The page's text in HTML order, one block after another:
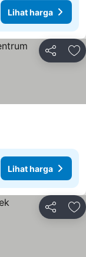
Lihat harga
Bagikan
Lihat harga
Bagikan